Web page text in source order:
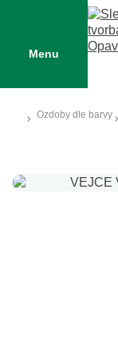
Menu
Ozdoby dle barvy